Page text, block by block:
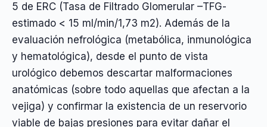
5 de ERC (Tasa de Filtrado Glomerular –TFG-
estimado < 15 ml/min/1,73 m2). Además de la
evaluación nefrológica (metabólica, inmunológica
y hematológica), desde el punto de vista
urológico debemos descartar malformaciones
anatómicas (sobre todo aquellas que afectan a la
vejiga) y confirmar la existencia de un reservorio
viable de bajas presiones para evitar dañar el